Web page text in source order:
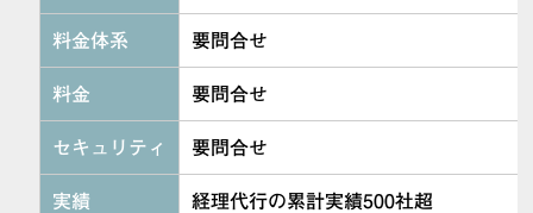
料金体系 要問合せ
料金 要問合せ
セキュリティ 要問合せ
実績 経理代行の累計実績500社超